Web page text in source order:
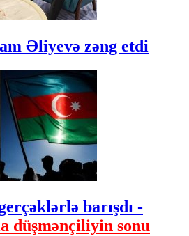
Əliyevə zəng etdi
barışdı -
düşmənçiliyin sonu